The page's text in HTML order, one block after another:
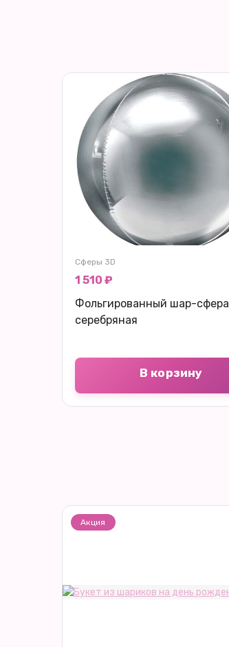
Сферы 3D
1 510 ₽
Фольгированный шар-сфера
серебряная
В корзину
Акция